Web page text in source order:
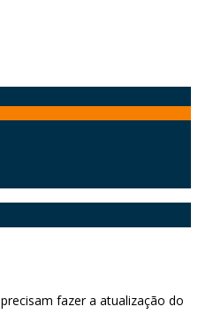
precisam fazer a atualização do